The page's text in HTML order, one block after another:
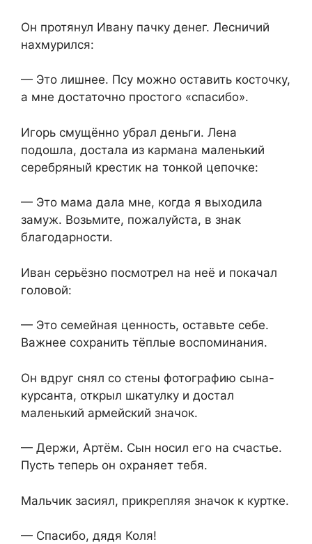
Он протянул Ивану пачку денег. Лесничий
нахмурился:
— Это лишнее. Псу можно оставить косточку,
а мне достаточно простого «спасибо».
Игорь смущённо убрал деньги. Лена
подошла, достала из кармана маленький
серебряный крестик на тонкой цепочке:
— Это мама дала мне, когда я выходила
замуж. Возьмите, пожалуйста, в знак
благодарности.
Иван серьёзно посмотрел на неё и покачал
головой:
— Это семейная ценность, оставьте себе.
Важнее сохранить тёплые воспоминания.
Он вдруг снял со стены фотографию сына-
курсанта, открыл шкатулку и достал
маленький армейский значок.
— Держи, Артём. Сын носил его на счастье.
Пусть теперь он охраняет тебя.
Мальчик засиял, прикрепляя значок к куртке.
— Спасибо, дядя Коля!